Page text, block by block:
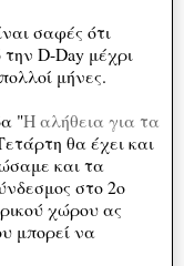
σαφές ότι
D-Day μέχρι
μήνες.
"Η αλήθεια για τα
θα έχει και
και τα
στο 2ο
χώρου ας
μπορεί να